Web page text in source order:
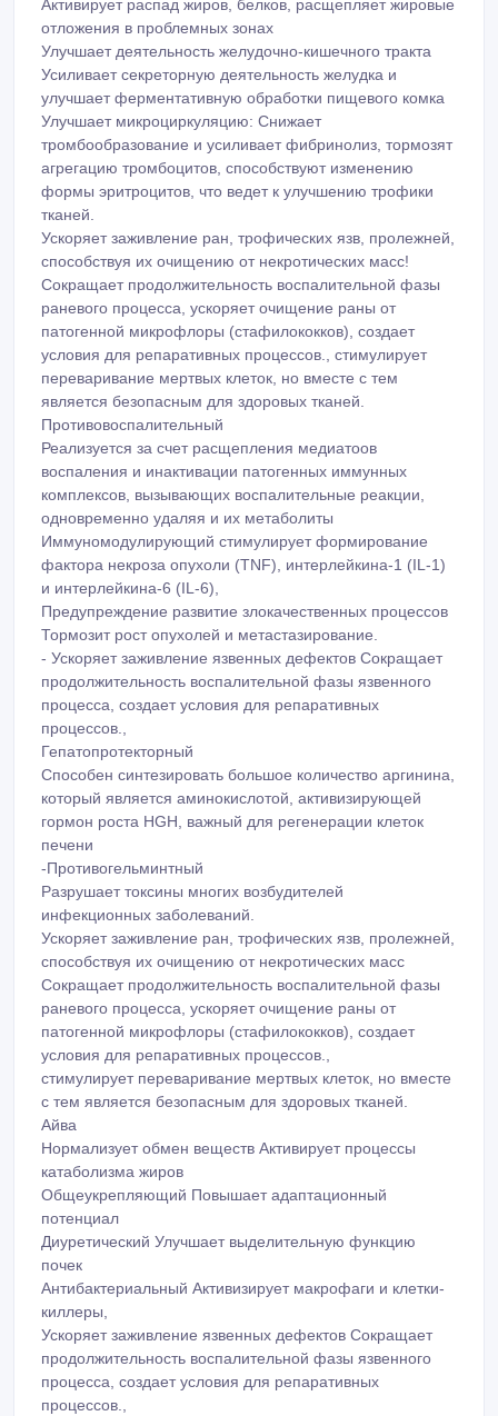
Активирует распад жиров, белков, расщепляет жировые
отложения в проблемных зонах
Улучшает деятельность желудочно-кишечного тракта
Усиливает секреторную деятельность желудка и
улучшает ферментативную обработки пищевого комка
Улучшает микроциркуляцию: Снижает
тромбообразование и усиливает фибринолиз, тормозят
агрегацию тромбоцитов, способствуют изменению
формы эритроцитов, что ведет к улучшению трофики
тканей.
Ускоряет заживление ран, трофических язв, пролежней,
способствуя их очищению от некротических масс!
Сокращает продолжительность воспалительной фазы
раневого процесса, ускоряет очищение раны от
патогенной микрофлоры (стафилококков), создает
условия для репаративных процессов., стимулирует
переваривание мертвых клеток, но вместе с тем
является безопасным для здоровых тканей.
Противовоспалительный
Реализуется за счет расщепления медиатоов
воспаления и инактивации патогенных иммунных
комплексов, вызывающих воспалительные реакции,
одновременно удаляя и их метаболиты
Иммуномодулирующий стимулирует формирование
фактора некроза опухоли (TNF), интерлейкина-1 (IL-1)
и интерлейкина-6 (IL-6),
Предупреждение развитие злокачественных процессов
Тормозит рост опухолей и метастазирование.
- Ускоряет заживление язвенных дефектов Сокращает
продолжительность воспалительной фазы язвенного
процесса, создает условия для репаративных
процессов.,
Гепатопротекторный
Способен синтезировать большое количество аргинина,
который является аминокислотой, активизирующей
гормон роста HGH, важный для регенерации клеток
печени
-Противогельминтный
Разрушает токсины многих возбудителей
инфекционных заболеваний.
Ускоряет заживление ран, трофических язв, пролежней,
способствуя их очищению от некротических масс
Сокращает продолжительность воспалительной фазы
раневого процесса, ускоряет очищение раны от
патогенной микрофлоры (стафилококков), создает
условия для репаративных процессов.,
стимулирует переваривание мертвых клеток, но вместе
с тем является безопасным для здоровых тканей.
Айва
Нормализует обмен веществ Активирует процессы
катаболизма жиров
Общеукрепляющий Повышает адаптационный
потенциал
Диуретический Улучшает выделительную функцию
почек
Антибактериальный Активизирует макрофаги и клетки-
киллеры,
Ускоряет заживление язвенных дефектов Сокращает
продолжительность воспалительной фазы язвенного
процесса, создает условия для репаративных
процессов.,